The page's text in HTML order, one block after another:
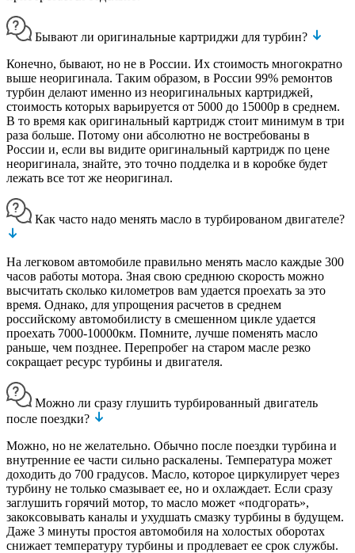
Бывают ли оригинальные картриджи для турбин?
Конечно, бывают, но не в России. Их стоимость многократно
выше неоригинала. Таким образом, в России 99% ремонтов
турбин делают именно из неоригинальных картриджей,
стоимость которых варьируется от 5000 до 15000р в среднем.
В то время как оригинальный картридж стоит минимум в три
раза больше. Потому они абсолютно не востребованы в
России и, если вы видите оригинальный картридж по цене
неоригинала, знайте, это точно подделка и в коробке будет
лежать все тот же неоригинал.
Как часто надо менять масло в турбированом двигателе?
На легковом автомобиле правильно менять масло каждые 300
часов работы мотора. Зная свою среднюю скорость можно
высчитать сколько километров вам удается проехать за это
время. Однако, для упрощения расчетов в среднем
российскому автомобилисту в смешенном цикле удается
проехать 7000-10000км. Помните, лучше поменять масло
раньше, чем позднее. Перепробег на старом масле резко
сокращает ресурс турбины и двигателя.
Можно ли сразу глушить турбированный двигатель
после поездки?
Можно, но не желательно. Обычно после поездки турбина и
внутренние ее части сильно раскалены. Температура может
доходить до 700 градусов. Масло, которое циркулирует через
турбину не только смазывает ее, но и охлаждает. Если сразу
заглушить горячий мотор, то масло может «подгорать»,
закоксовывать каналы и ухудшать смазку турбины в будущем.
Даже 3 минуты простоя автомобиля на холостых оборотах
снижает температуру турбины и продлевает ее срок службы.